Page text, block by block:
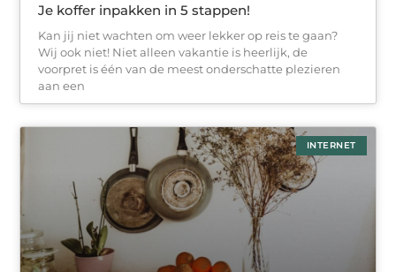
Je koffer inpakken in 5 stappen!
Kan jij niet wachten om weer lekker op reis te gaan?
Wij ook niet! Niet alleen vakantie is heerlijk, de
voorpret is één van de meest onderschatte plezieren
aan een
INTERNET